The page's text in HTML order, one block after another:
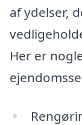
af ydelser,
Her er